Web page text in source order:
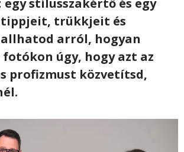
trükkjeit és
arról, hogyan
úgy, hogy azt az
profizmust közvetítsd,